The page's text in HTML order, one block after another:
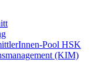
Pool HSK
(KIM)